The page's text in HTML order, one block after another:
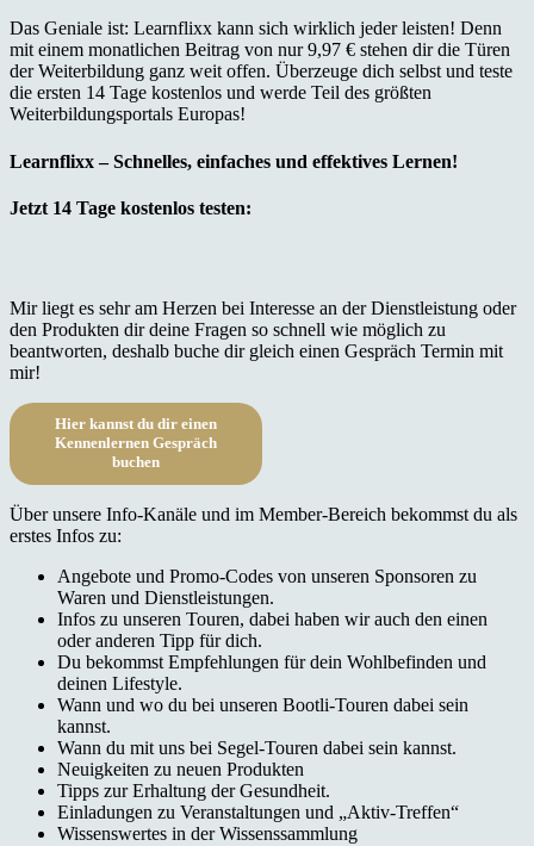
Das Geniale ist: Learnflixx kann sich wirklich jeder leisten! Denn
mit einem monatlichen Beitrag von nur 9,97 € stehen dir die Türen
der Weiterbildung ganz weit offen. Überzeuge dich selbst und teste
die ersten 14 Tage kostenlos und werde Teil des größten
Weiterbildungsportals Europas!
Learnflixx – Schnelles, einfaches und effektives Lernen!
Jetzt 14 Tage kostenlos testen:
Mir liegt es sehr am Herzen bei Interesse an der Dienstleistung oder
den Produkten dir deine Fragen so schnell wie möglich zu
beantworten, deshalb buche dir gleich einen Gespräch Termin mit
mir!
Hier kannst du dir einen
Kennenlernen Gespräch
buchen
Über unsere Info-Kanäle und im Member-Bereich bekommst du als
erstes Infos zu:
Angebote und Promo-Codes von unseren Sponsoren zu
Waren und Dienstleistungen.
Infos zu unseren Touren, dabei haben wir auch den einen
oder anderen Tipp für dich.
Du bekommst Empfehlungen für dein Wohlbefinden und
deinen Lifestyle.
Wann und wo du bei unseren Bootli-Touren dabei sein
kannst.
Wann du mit uns bei Segel-Touren dabei sein kannst.
Neuigkeiten zu neuen Produkten
Tipps zur Erhaltung der Gesundheit.
Einladungen zu Veranstaltungen und „Aktiv-Treffen“
Wissenswertes in der Wissenssammlung